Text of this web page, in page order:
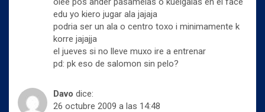
edu yo kiero jugar ala jajaja
podria ser un ala o centro toxo i minimamente k
korre jajajja
el jueves si no lleve muxo ire a entrenar
pd: pk eso de salomon sin pelo?
Davo dice:
26 octubre 2009 a las 14:48